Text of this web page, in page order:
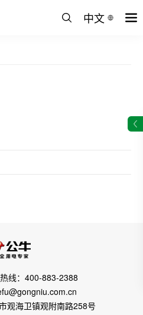
中文
线：400-883-2388
观海卫镇观附南路258号